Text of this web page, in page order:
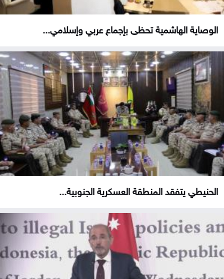
الوصاية الهاشمية تحظى بإجماع عربي وإسلامي...
الحنيطي يتفقد المنطقة العسكرية الجنوبية...